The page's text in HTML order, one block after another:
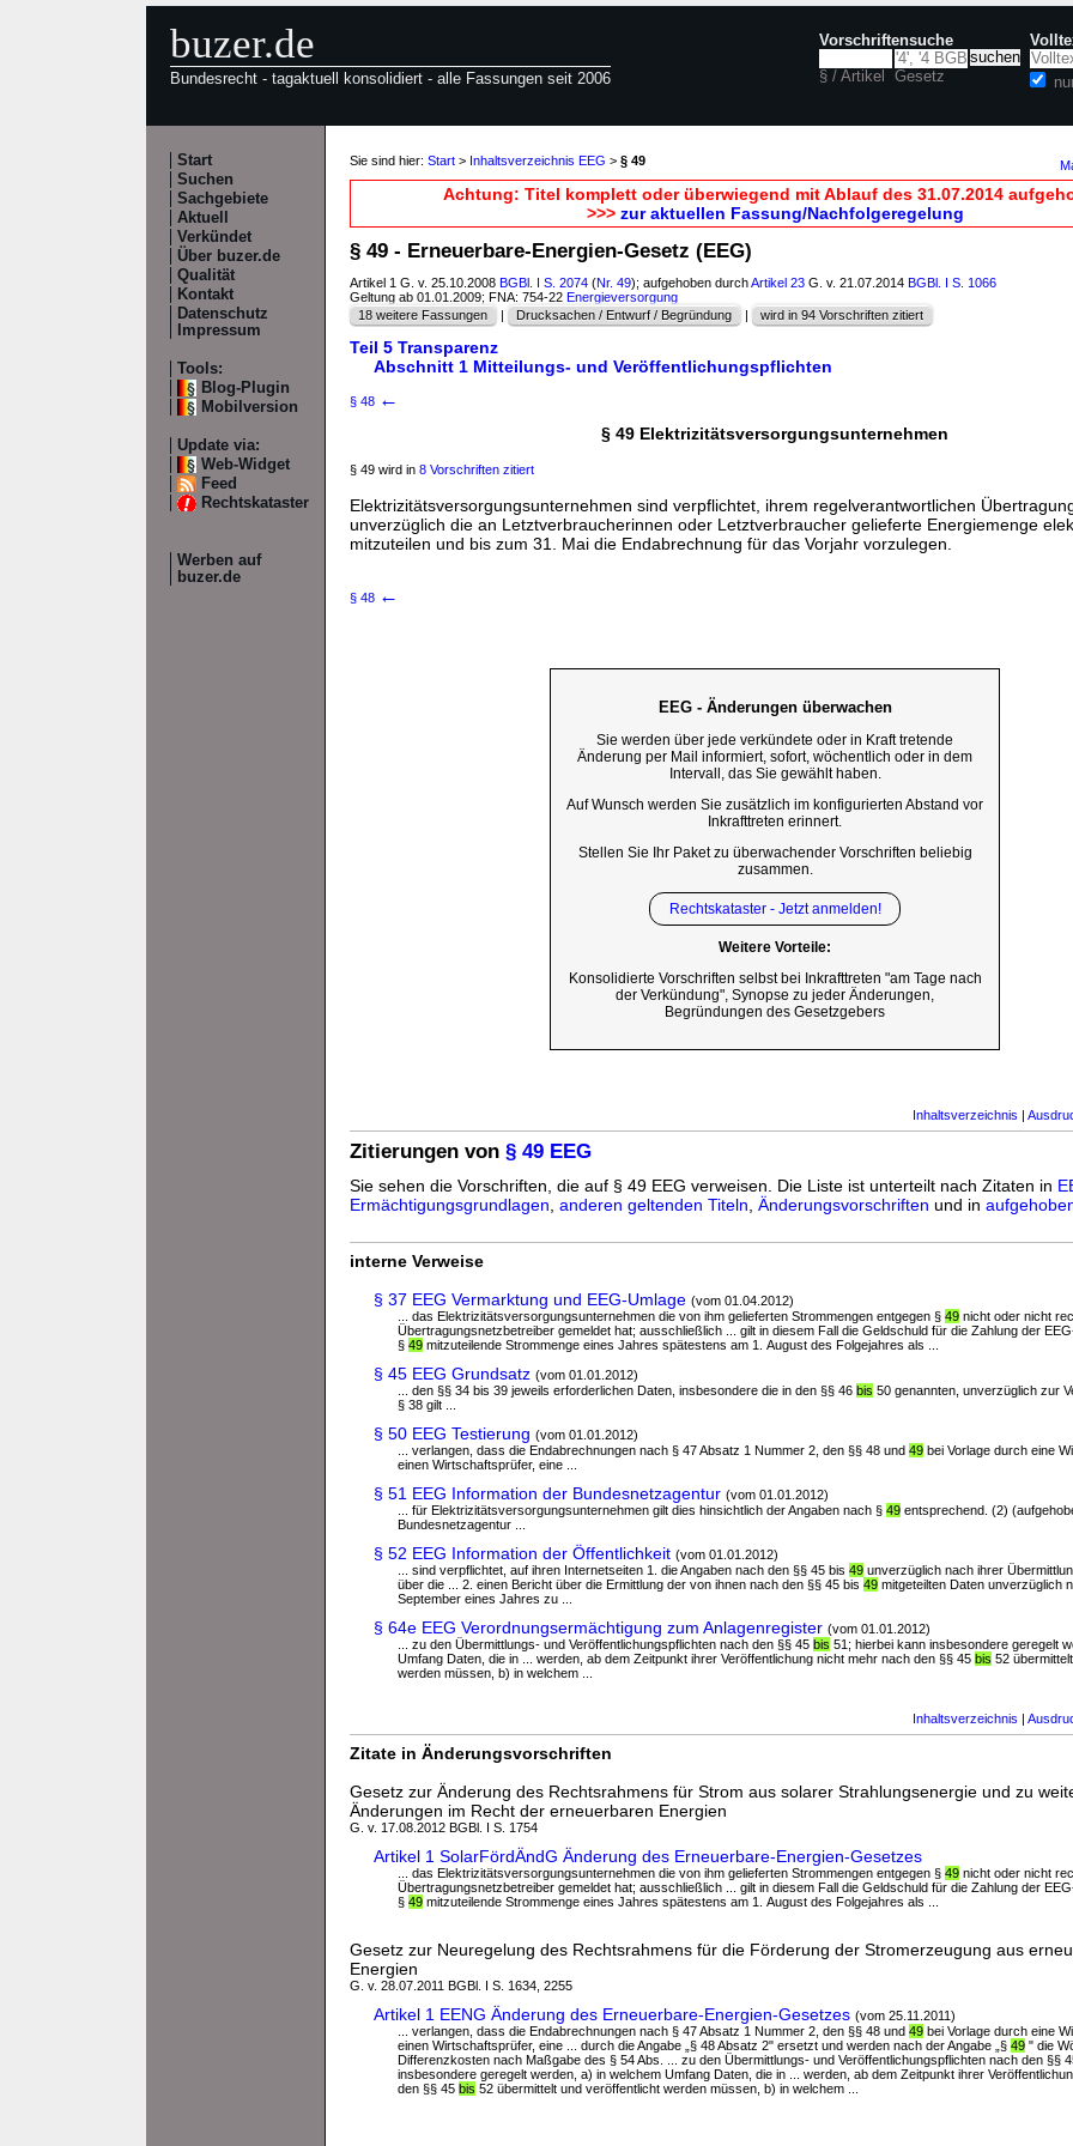
buzer.de
Bundesrecht - tagaktuell konsolidiert - alle Fassungen seit 2006
Vorschriftensuche
§ / Artikel Gesetz
Start
Suchen
Sachgebiete
Aktuell
Verkündet
Über buzer.de
Qualität
Kontakt
Datenschutz
Impressum
Tools:
Blog-Plugin
Mobilversion
Update via:
Web-Widget
Feed
Rechtskataster
Werben auf
buzer.de
Sie sind hier: Start > Inhaltsverzeichnis EEG > § 49
Achtung: Titel komplett oder überwiegend mit Ablauf des 31.07.2014
>>> zur aktuellen Fassung/Nachfolgeregelung
§ 49 - Erneuerbare-Energien-Gesetz (EEG)
Artikel 1 G. v. 25.10.2008 BGBl. I S. 2074 (Nr. 49); aufgehoben durchArtikel 23 G. v. 21.07.2014 BGBl. I S. 1066
Geltung ab 01.01.2009; FNA: 754-22 Energieversorgung
18 weitere Fassungen
| Drucksachen / Entwurf / Begründung | wird in 94 Vorschriften zitiert
Teil 5 Transparenz
Abschnitt 1 Mitteilungs- und Veröffentlichungspflichten
§ 48 ←
§ 49 Elektrizitätsversorgungsunternehmen
§ 49 wird in 8 Vorschriften zitiert
Elektrizitätsversorgungsunternehmen sind verpflichtet, ihrem regelverantwortlichen
unverzüglich die an Letztverbraucherinnen oder Letztverbraucher gelieferte Energiemenge
mitzuteilen und bis zum 31. Mai die Endabrechnung für das Vorjahr vorzulegen.
§ 48 ←
EEG - Änderungen überwachen
Sie werden über jede verkündete oder in Kraft tretende
Änderung per Mail informiert, sofort, wöchentlich oder in dem
Intervall, das Sie gewählt haben.
Auf Wunsch werden Sie zusätzlich im konfigurierten Abstand vor
Inkrafttreten erinnert.
Stellen Sie Ihr Paket zu überwachender Vorschriften beliebig
zusammen.
Rechtskataster - Jetzt anmelden!
Weitere Vorteile:
Konsolidierte Vorschriften selbst bei Inkrafttreten "am Tage nach
der Verkündung", Synopse zu jeder Änderungen,
Begründungen des Gesetzgebers
Inhaltsverzeichnis |
Zitierungen von § 49 EEG
Sie sehen die Vorschriften, die auf § 49 EEG verweisen. Die Liste ist unterteilt nach Zitaten in
Ermächtigungsgrundlagen anderen geltenden Titeln Änderungsvorschriften und in
interne Verweise
§ 37 EEG Vermarktung und EEG-Umlage (vom 01.04.2012)
... das Elektrizitätsversorgungsunternehmen die von ihm gelieferten Strommengen entgegen § 49 nicht oder nicht
Übertragungsnetzbetreiber gemeldet hat; ausschließlich ... gilt in diesem Fall die Geldschuld für die Zahlung der
§ 49 mitzuteilende Strommenge eines Jahres spätestens am 1. August des Folgejahres als ...
§ 45 EEG Grundsatz (vom 01.01.2012)
... den §§ 34 bis 39 jeweils erforderlichen Daten, insbesondere die in den §§ 46 bis 50 genannten, unverzüglich zur
§ 38 gilt ...
§ 50 EEG Testierung (vom 01.01.2012)
... verlangen, dass die Endabrechnungen nach § 47 Absatz 1 Nummer 2, den §§ 48 und 49 bei Vorlage durch eine
einen Wirtschaftsprüfer, eine ...
§ 51 EEG Information der Bundesnetzagentur (vom 01.01.2012)
... für Elektrizitätsversorgungsunternehmen gilt dies hinsichtlich der Angaben nach § 49 entsprechend. (2)
Bundesnetzagentur ...
§ 52 EEG Information der Öffentlichkeit (vom 01.01.2012)
... sind verpflichtet, auf ihren Internetseiten 1. die Angaben nach den §§ 45 bis 49 unverzüglich nach ihrer
über die ... 2. einen Bericht über die Ermittlung der von ihnen nach den §§ 45 bis 49 mitgeteilten Daten unverzüglich
September eines Jahres zu ...
§ 64e EEG Verordnungsermächtigung zum Anlagenregister (vom 01.01.2012)
... zu den Übermittlungs- und Veröffentlichungspflichten nach den §§ 45 bis 51; hierbei kann insbesondere geregelt
Umfang Daten, die in ... werden, ab dem Zeitpunkt ihrer Veröffentlichung nicht mehr nach den §§ 45 bis 52
werden müssen, b) in welchem ...
Inhaltsverzeichnis |
Zitate in Änderungsvorschriften
Gesetz zur Änderung des Rechtsrahmens für Strom aus solarer Strahlungsenergie und zu
Änderungen im Recht der erneuerbaren Energien
G. v. 17.08.2012 BGBl. I S. 1754
Artikel 1 SolarFördÄndG Änderung des Erneuerbare-Energien-Gesetzes
... das Elektrizitätsversorgungsunternehmen die von ihm gelieferten Strommengen entgegen § 49 nicht oder nicht
Übertragungsnetzbetreiber gemeldet hat; ausschließlich ... gilt in diesem Fall die Geldschuld für die Zahlung der
§ 49 mitzuteilende Strommenge eines Jahres spätestens am 1. August des Folgejahres als ...
Gesetz zur Neuregelung des Rechtsrahmens für die Förderung der Stromerzeugung aus
Energien
G. v. 28.07.2011 BGBl. I S. 1634, 2255
Artikel 1 EENG Änderung des Erneuerbare-Energien-Gesetzes (vom 25.11.2011)
... verlangen, dass die Endabrechnungen nach § 47 Absatz 1 Nummer 2, den §§ 48 und 49 bei Vorlage durch eine
einen Wirtschaftsprüfer, eine ... durch die Angabe „§ 48 Absatz 2" ersetzt und werden nach der Angabe „§ 49 " die
Differenzkosten nach Maßgabe des § 54 Abs. ... zu den Übermittlungs- und Veröffentlichungspflichten nach den §§
insbesondere geregelt werden, a) in welchem Umfang Daten, die in ... werden, ab dem Zeitpunkt ihrer
den §§ 45 bis 52 übermittelt und veröffentlicht werden müssen, b) in welchem ...